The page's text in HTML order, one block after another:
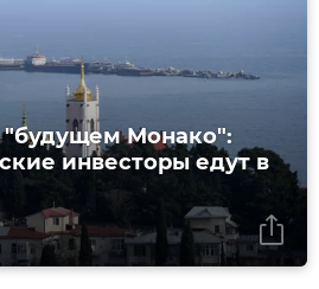
"будущем Монако":
инвесторы едут в